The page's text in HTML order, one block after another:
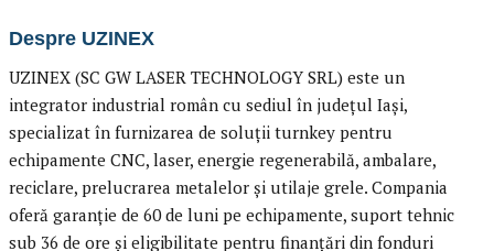
Despre UZINEX
UZINEX (SC GW LASER TECHNOLOGY SRL) este un
integrator industrial român cu sediul în județul Iași,
specializat în furnizarea de soluții turnkey pentru
echipamente CNC, laser, energie regenerabilă, ambalare,
reciclare, prelucrarea metalelor și utilaje grele. Compania
oferă garanție de 60 de luni pe echipamente, suport tehnic
sub 36 de ore și eligibilitate pentru finanțări din fonduri